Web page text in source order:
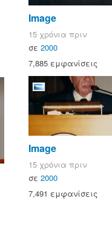
Image
15 χρόνια πριν
σε 2000
7,885 εμφανίσεις
Image
15 χρόνια πριν
σε 2000
7,491 εμφανίσεις